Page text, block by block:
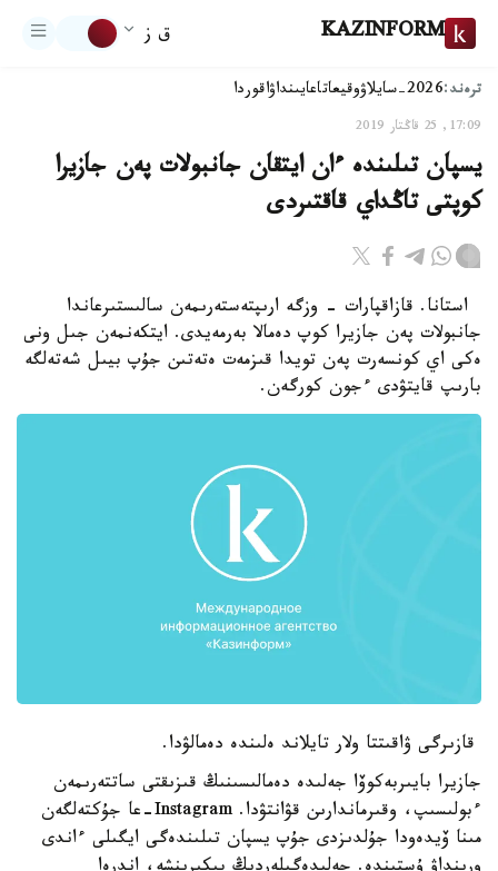
KAZINFORM ق ز
ترەند:2026-سايلاۋ وقيعاتاعايىنداۋاقوردا
17:09, 25 قاڭتار 2019
يسپان تىلىندە ءان ايتقان جانبولات پەن جازيرا
كوپتى تاڭداي قاقتىردى
استانا. قازاقپارات - وزگە ارىپتەستەرىمەن سالىستىرعاندا
جانبولات پەن جازيرا كوپ دەمالا بەرمەيدى. ايتكەنمەن جىل ونى
ەكى اي كونسەرت پەن تويدا قىزمەت ەتەتىن جۇپ بيىل شەتەلگە
بارىپ قايتۋدى ءجون كورگەن.
قازىرگى ۋاقىتتا ولار تايلاند ەلىندە دەمالۋدا.
جازيرا بايىربەكوۆا جەلىدە دەمالىسىنىڭ قىزىقتى ساتتەرىمەن
ءبولىسىپ، وقىرماندارىن قۋانتۋدا. Instagram-عا جۇكتەلگەن
مىنا ۆيدەودا جۇلدىزدى جۇپ يسپان تىلىندەگى ايگىلى ءاندى